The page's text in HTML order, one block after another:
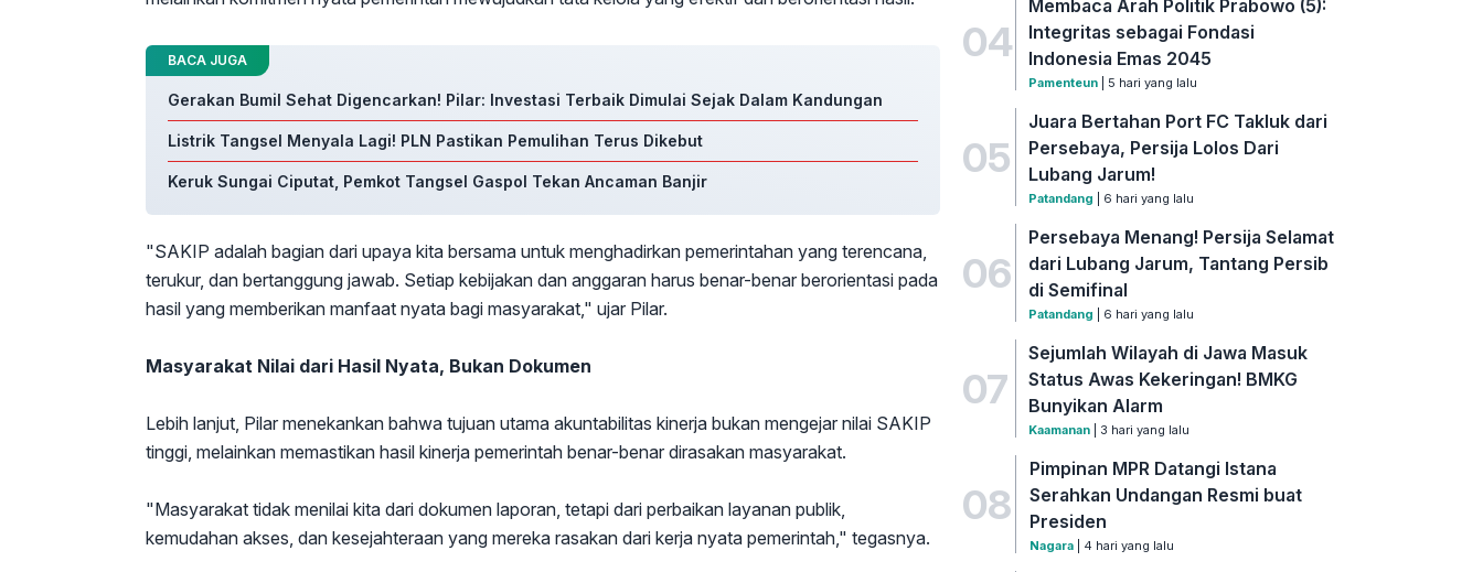
BACA JUGA
Gerakan Bumil Sehat Digencarkan! Pilar: Investasi Terbaik Dimulai Sejak Dalam Kandungan
Listrik Tangsel Menyala Lagi! PLN Pastikan Pemulihan Terus Dikebut
Keruk Sungai Ciputat, Pemkot Tangsel Gaspol Tekan Ancaman Banjir
"SAKIP adalah bagian dari upaya kita bersama untuk menghadirkan pemerintahan yang terencana,
terukur, dan bertanggung jawab. Setiap kebijakan dan anggaran harus benar-benar berorientasi pada
hasil yang memberikan manfaat nyata bagi masyarakat," ujar Pilar.
Masyarakat Nilai dari Hasil Nyata, Bukan Dokumen
Lebih lanjut, Pilar menekankan bahwa tujuan utama akuntabilitas kinerja bukan mengejar nilai SAKIP
tinggi, melainkan memastikan hasil kinerja pemerintah benar-benar dirasakan masyarakat.
"Masyarakat tidak menilai kita dari dokumen laporan, tetapi dari perbaikan layanan publik,
kemudahan akses, dan kesejahteraan yang mereka rasakan dari kerja nyata pemerintah," tegasnya.
04
Membaca Arah Politik Prabowo (5):
Integritas sebagai Fondasi
Indonesia Emas 2045
Pamenteun | 5 hari yang lalu
05
Juara Bertahan Port FC Takluk dari
Persebaya, Persija Lolos Dari
Lubang Jarum!
Patandang | 6 hari yang lalu
06
Persebaya Menang! Persija Selamat
dari Lubang Jarum, Tantang Persib
di Semifinal
Patandang | 6 hari yang lalu
07
Sejumlah Wilayah di Jawa Masuk
Status Awas Kekeringan! BMKG
Bunyikan Alarm
Kaamanan | 3 hari yang lalu
08
Pimpinan MPR Datangi Istana
Serahkan Undangan Resmi buat
Presiden
Nagara| 4 hari yang lalu